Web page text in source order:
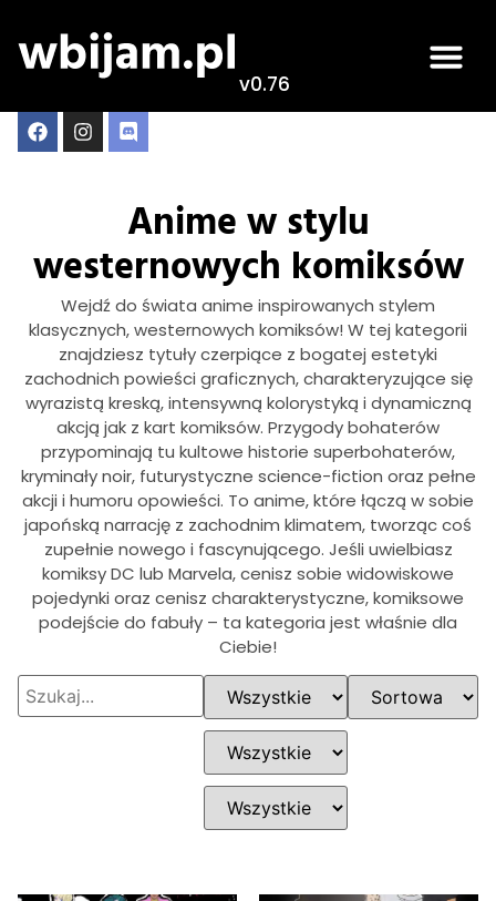
v0.76
Anime w stylu
westernowych komiksów
Wejdź do świata anime inspirowanych stylem
klasycznych, westernowych komiksów! W tej kategorii
znajdziesz tytuły czerpiące z bogatej estetyki
zachodnich powieści graficznych, charakteryzujące się
wyrazistą kreską, intensywną kolorystyką i dynamiczną
akcją jak z kart komiksów. Przygody bohaterów
przypominają tu kultowe historie superbohaterów,
kryminały noir, futurystyczne science-fiction oraz pełne
akcji i humoru opowieści. To anime, które łączą w sobie
japońską narrację z zachodnim klimatem, tworząc coś
zupełnie nowego i fascynującego. Jeśli uwielbiasz
komiksy DC lub Marvela, cenisz sobie widowiskowe
pojedynki oraz cenisz charakterystyczne, komiksowe
podejście do fabuły – ta kategoria jest właśnie dla
Ciebie!